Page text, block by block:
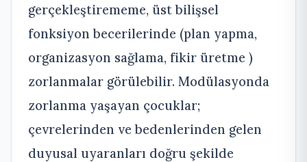
gerçekleştirememe, üst bilişsel
fonksiyon becerilerinde (plan yapma,
organizasyon sağlama, fikir üretme )
zorlanmalar görülebilir. Modülasyonda
zorlanma yaşayan çocuklar;
çevrelerinden ve bedenlerinden gelen
duyusal uyaranları doğru şekilde